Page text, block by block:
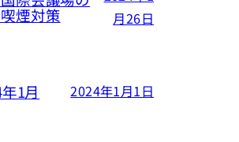
煙対策
月26日
1月 2024年1月1日